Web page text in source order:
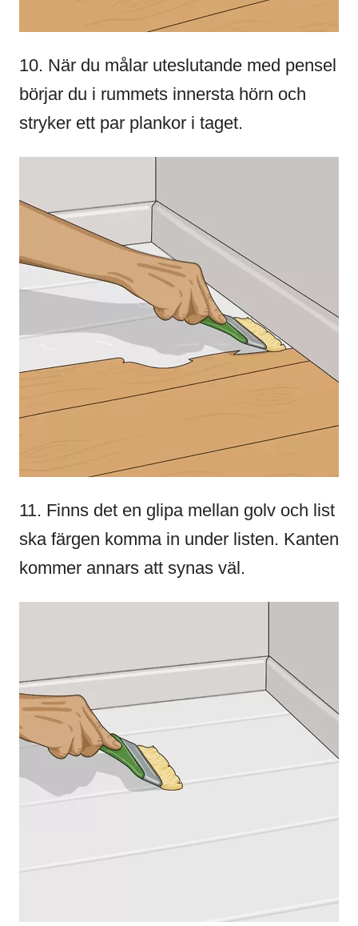
10. När du målar uteslutande med pensel
börjar du i rummets innersta hörn och
stryker ett par plankor i taget.
11. Finns det en glipa mellan golv och list
ska färgen komma in under listen. Kanten
kommer annars att synas väl.